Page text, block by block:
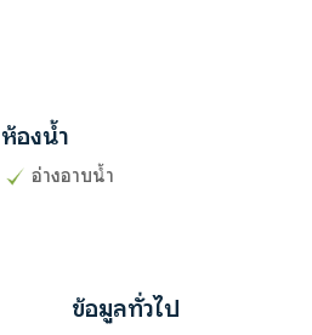
ห้องน้ำ
อ่างอาบน้ำ
ข้อมูลทั่วไป